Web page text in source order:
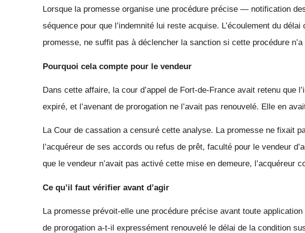
Lorsque la promesse organise une procédure précise — notification
séquence pour que l’indemnité lui reste acquise. L’écoulement du
promesse, ne suffit pas à déclencher la sanction si cette procédure
Pourquoi cela compte pour le vendeur
Dans cette affaire, la cour d’appel de Fort-de-France avait retenu que
expiré, et l’avenant de prorogation ne l’avait pas renouvelé. Elle en
La Cour de cassation a censuré cette analyse. La promesse ne fixait
l’acquéreur de ses accords ou refus de prêt, faculté pour le vendeur
que le vendeur n’avait pas activé cette mise en demeure,
Ce qu’il faut vérifier avant d’agir
La promesse prévoit-elle une procédure précise avant toute
de prorogation a-t-il expressément renouvelé le délai de la condition